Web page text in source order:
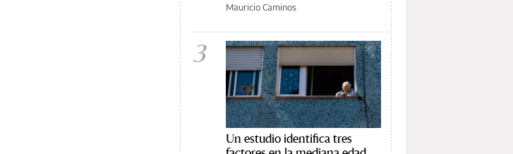
Mauricio Caminos
3
Un estudio identifica tres